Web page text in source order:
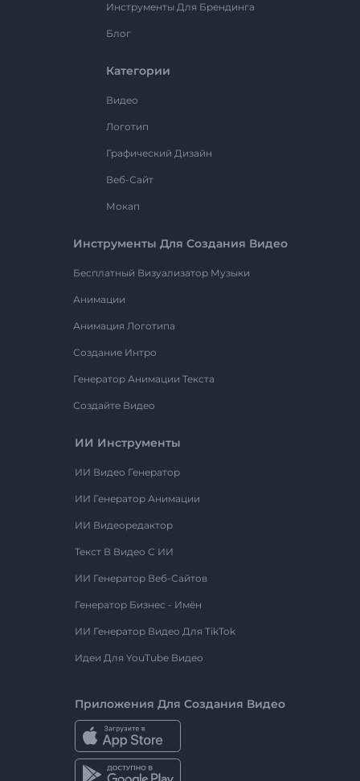
Инструменты Для Брендинга
Блог
Категории
Видео
Логотип
Графический Дизайн
Веб-Сайт
Мокап
Инструменты Для Создания Видео
Бесплатный Визуализатор Музыки
Анимации
Анимация Логотипа
Создание Интро
Генератор Анимации Текста
Создайте Видео
ИИ Инструменты
ИИ Видео Генератор
ИИ Генератор Анимации
ИИ Видеоредактор
Текст В Видео С ИИ
ИИ Генератор Веб-Сайтов
Генератор Бизнес - Имён
ИИ Генератор Видео Для TikTok
Идеи Для YouTube Видео
Приложения Для Создания Видео